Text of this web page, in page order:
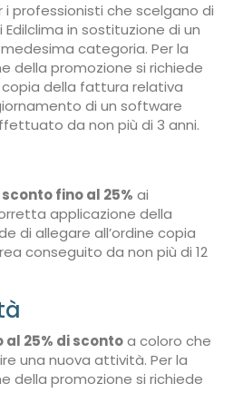
i professionisti che scelgano di
in sostituzione di un
categoria. Per la
della promozione si richiede
della fattura relativa
di un software
da non più di 3 anni.
sconto fino al 25% ai
applicazione della
di allegare all’ordine copia
conseguito da non più di 12
al 25% di scontoa coloro che
una nuova attività. Per la
della promozione si richiede